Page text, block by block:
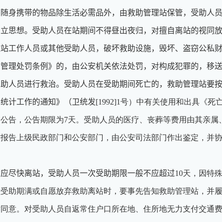
身携带的物品除生活必需品外，由救助管理站保管，受助人
思想。受助人员在站期间不得昼出夜归，对擅自离站的视同
工作人员或其他受助人员，破坏救助设施，毁坏、盗窃公私
理处罚条例》的，由公安机关依法处罚，对构成犯罪的，移
人员进行救治。受助人员在受助期间死亡的，救助管理站要
计工作的通知》（卫统发[1992]1号）中有关使用和出具《死
告，公告期限为7天。受助人员的医疗、丧葬等费用由其亲
告上级民政部门和公安部门，由公安司法部门作出鉴定，并
尽快离站，受助人员一次受助期限一般不应超过10天，因特
助期满或自愿放弃救助离站时，要事先告知救助管理站，并
意。对受助人员自返常住户口所在地、住所地无力支付交通